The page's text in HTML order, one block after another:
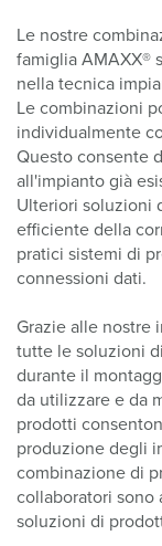
Le nostre
famiglia AMAXX®
nella tecnica
Le combinazioni
individualmente
Questo consente
all'impianto già
Ulteriori soluzioni
efficiente della
pratici sistemi di
connessioni dati.
Grazie alle nostre
tutte le soluzioni
durante il
da utilizzare e da
prodotti
produzione degli
combinazione di
collaboratori sono
soluzioni di